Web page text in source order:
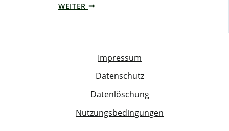
WEITER
Impressum
Datenschutz
Datenlöschung
Nutzungsbedingungen